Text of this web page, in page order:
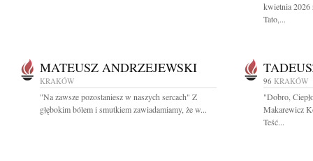
kwietnia 2026
Tato,...
MATEUSZ ANDRZEJEWSKI
KRAKÓW
"Na zawsze pozostaniesz w naszych sercach" Z
głębokim bólem i smutkiem zawiadamiamy, że w...
96 KRAKÓW
"Dobro,
Makarewicz
Teść...